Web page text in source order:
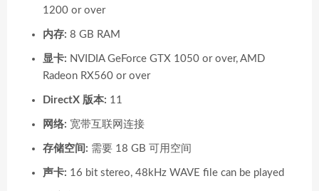
1200 or over
内存: 8 GB RAM
显卡: NVIDIA GeForce GTX 1050 or over, AMD
Radeon RX560 or over
DirectX 版本: 11
网络: 宽带互联网连接
存储空间: 需要 18 GB 可用空间
声卡: 16 bit stereo, 48kHz WAVE file can be played